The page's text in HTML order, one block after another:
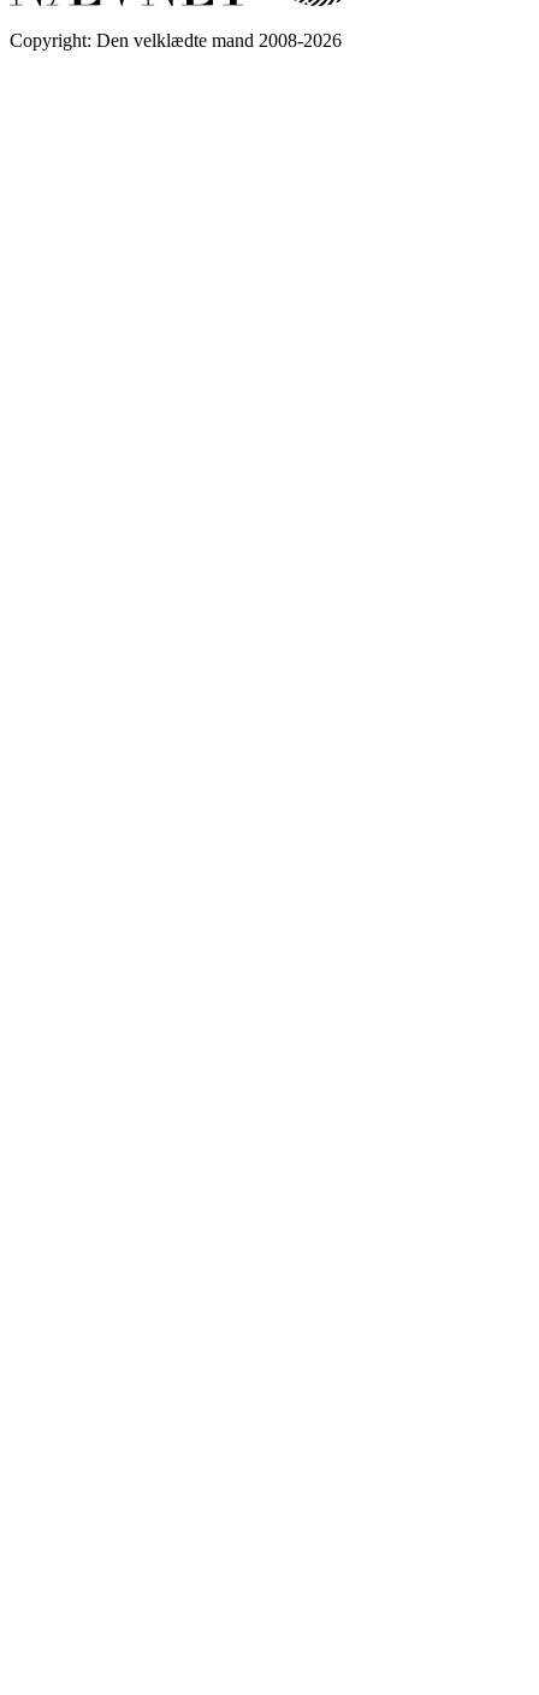
Copyright: Den velklædte mand 2008-2026